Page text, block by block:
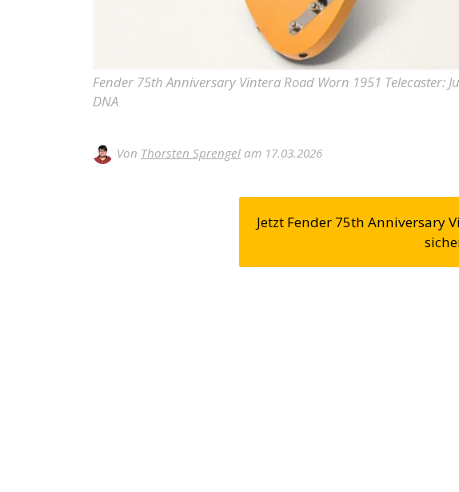
Fender 75th Anniversary Vintera Road Worn 1951 Telecaster:
DNA
Von Thorsten Sprengel am 17.03.2026
Jetzt Fender 75th Anniversary